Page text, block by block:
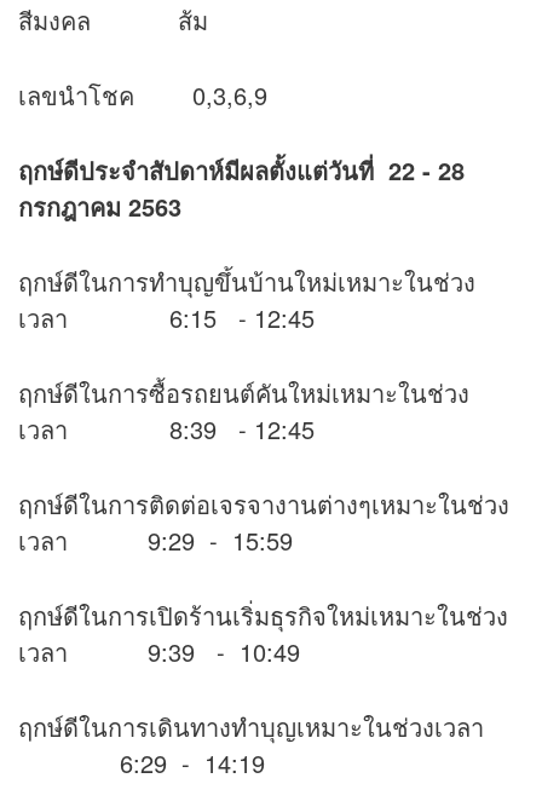
สีมงคล ส้ม
เลขนำโชค 0,3,6,9
ฤกษ์ดีประจำสัปดาห์มีผลตั้งแต่วันที่ 22 - 28
กรกฎาคม 2563
ฤกษ์ดีในการทำบุญขึ้นบ้านใหม่เหมาะในช่วง
เวลา 6:15 - 12:45
ฤกษ์ดีในการซื้อรถยนต์คันใหม่เหมาะในช่วง
เวลา 8:39 - 12:45
ฤกษ์ดีในการติดต่อเจรจางานต่างๆเหมาะในช่วง
เวลา 9:29 - 15:59
ฤกษ์ดีในการเปิดร้านเริ่มธุรกิจใหม่เหมาะในช่วง
เวลา 9:39 - 10:49
ฤกษ์ดีในการเดินทางทำบุญเหมาะในช่วงเวลา
6:29 - 14:19